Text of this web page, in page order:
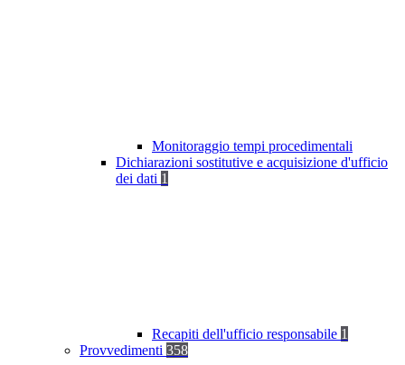
Monitoraggio tempi procedimentali
Dichiarazioni sostitutive e acquisizione d'ufficio
dei dati 1
Recapiti dell'ufficio responsabile 1
Provvedimenti 358